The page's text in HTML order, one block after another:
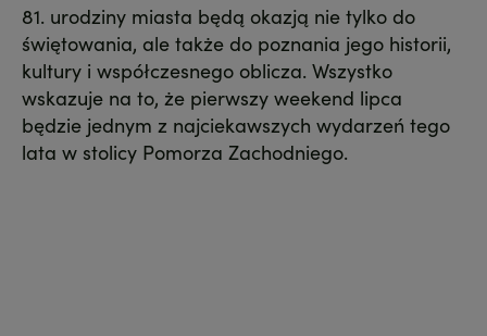
81. urodziny miasta będą okazją nie tylko do
świętowania, ale także do poznania jego historii,
kultury i współczesnego oblicza. Wszystko
wskazuje na to, że pierwszy weekend lipca
będzie jednym z najciekawszych wydarzeń tego
lata w stolicy Pomorza Zachodniego.